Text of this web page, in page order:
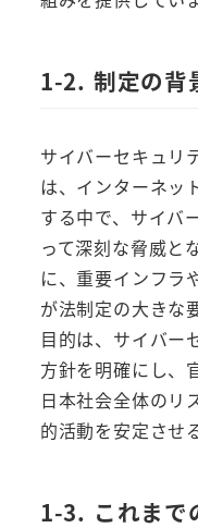
1-2. 制定の背
サイバーセキュリ
は、インターネッ
する中で、サイバ
って深刻な脅威と
に、重要インフラ
が法制定の大きな
目的は、サイバー
方針を明確にし、
日本社会全体のリ
的活動を安定させ
1-3. これまで